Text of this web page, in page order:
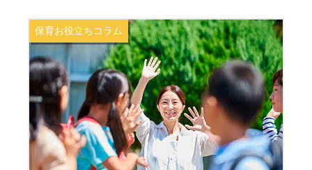
保育お役立ちコラム